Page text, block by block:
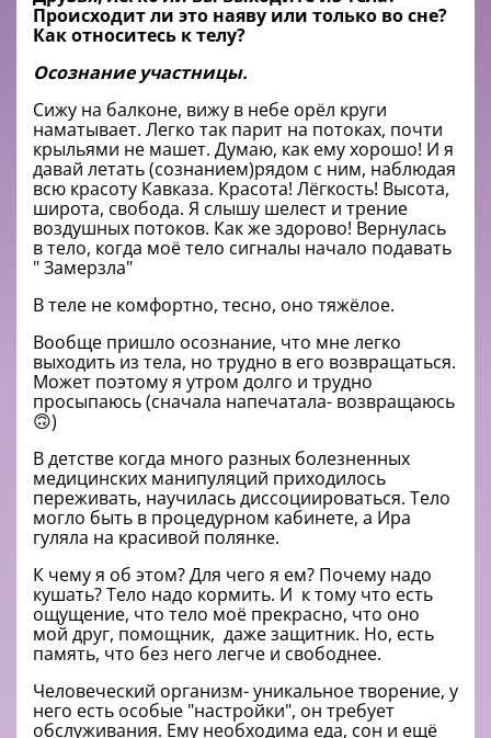
Происходит ли это наяву или только во сне?
Как относитесь к телу?
Осознание участницы.
Сижу на балконе, вижу в небе орёл круги
наматывает. Легко так парит на потоках, почти
крыльями не машет. Думаю, как ему хорошо! И я
давай летать (сознанием)рядом с ним, наблюдая
всю красоту Кавказа. Красота! Лёгкость! Высота,
широта, свобода. Я слышу шелест и трение
воздушных потоков. Как же здорово! Вернулась
в тело, когда моё тело сигналы начало подавать
" Замерзла"
В теле не комфортно, тесно, оно тяжёлое.
Вообще пришло осознание, что мне легко
выходить из тела, но трудно в его возвращаться.
Может поэтому я утром долго и трудно
просыпаюсь (сначала напечатала- возвращаюсь
🙃)
В детстве когда много разных болезненных
медицинских манипуляций приходилось
переживать, научилась диссоциироваться. Тело
могло быть в процедурном кабинете, а Ира
гуляла на красивой полянке.
К чему я об этом? Для чего я ем? Почему надо
кушать? Тело надо кормить. И к тому что есть
ощущение, что тело моё прекрасно, что оно
мой друг, помощник, даже защитник. Но, есть
память, что без него легче и свободнее.
Человеческий организм- уникальное творение, у
него есть особые "настройки", он требует
обслуживания. Ему необходима еда, сон и ещё